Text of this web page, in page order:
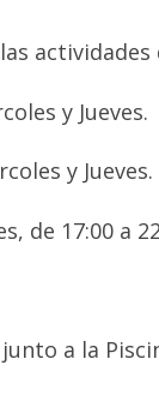
actividades
y Jueves.
y Jueves.
de 17:00 a
a la